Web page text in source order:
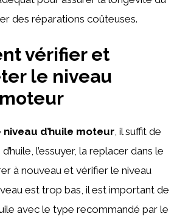
des réparations coûteuses.
vérifier et
le niveau
niveau d’huile moteur, il suffit de
l’essuyer, la replacer dans le
à nouveau et vérifier le niveau
est trop bas, il est important de
avec le type recommandé par le